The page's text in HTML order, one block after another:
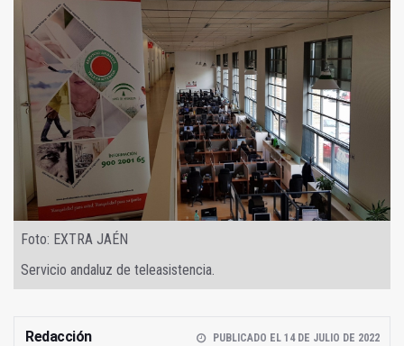
Foto: EXTRA JAÉN
Servicio andaluz de teleasistencia.
Redacción PUBLICADO EL 14 DE JULIO DE 2022